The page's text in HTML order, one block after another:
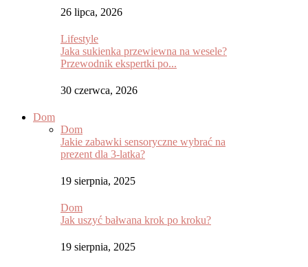
26 lipca, 2026
Lifestyle
Jaka sukienka przewiewna na wesele?
Przewodnik ekspertki po...
30 czerwca, 2026
Dom
Dom
Jakie zabawki sensoryczne wybrać na
prezent dla 3-latka?
19 sierpnia, 2025
Dom
Jak uszyć bałwana krok po kroku?
19 sierpnia, 2025